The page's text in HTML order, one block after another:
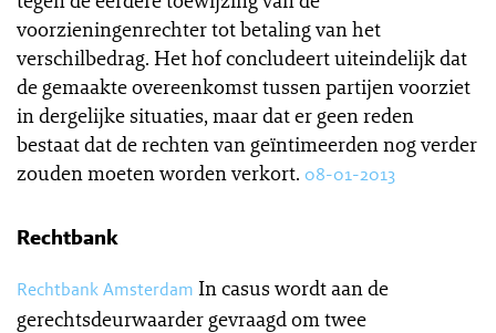
voorzieningenrechter tot betaling van het
verschilbedrag. Het hof concludeert uiteindelijk dat
de gemaakte overeenkomst tussen partijen voorziet
in dergelijke situaties, maar dat er geen reden
bestaat dat de rechten van geïntimeerden nog verder
zouden moeten worden verkort. 08-01-2013
Rechtbank
Rechtbank Amsterdam In casus wordt aan de
gerechtsdeurwaarder gevraagd om twee